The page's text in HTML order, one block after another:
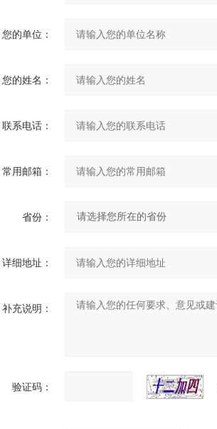
您的单位：
您的姓名：
联系电话：
常用邮箱：
省份：
详细地址：
补充说明：
验证码：